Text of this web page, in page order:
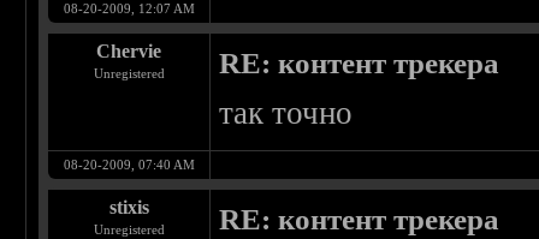
08-20-2009, 12:07 AM
Chervie
Unregistered RE: контент трекера
так точно
08-20-2009, 07:40 AM
stixis
Unregistered RE: контент трекера